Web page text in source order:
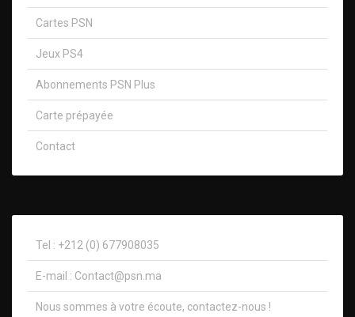
Cartes PSN
Jeux PS4
Abonnements PSN Plus
Carte prépayée
Contact
Tel : +212 (0) 677908035
E-mail : Contact@psn.ma
Nous sommes à votre écoute, contactez-nous !​